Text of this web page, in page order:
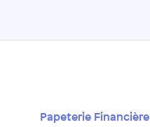
Papeterie Financière